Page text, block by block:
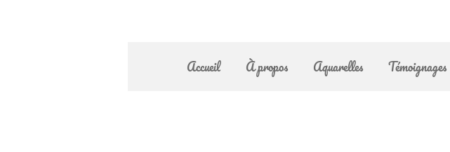
Accueil À propos Aquarelles Témoignages